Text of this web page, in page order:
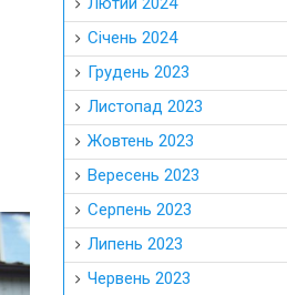
Січень 2024
Грудень 2023
Листопад 2023
Жовтень 2023
Вересень 2023
Серпень 2023
Липень 2023
Червень 2023